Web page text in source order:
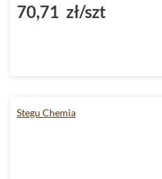
70,71 zł/szt
Stegu Chemia